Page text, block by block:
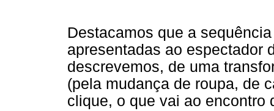
Destacamos que a
apresentadas ao espectador
descrevemos, de uma
(pela mudança de roupa, de
clique, o que vai ao encontro